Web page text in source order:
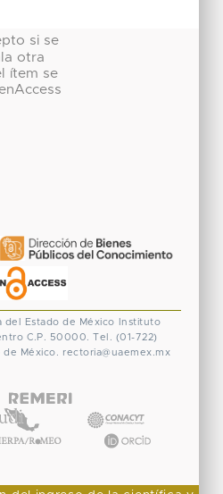
si se
otra
ítem se
del Estado de México
Instituto
C.P. 50000. Tel. (01-722)
México. rectoria@uaemex.mx